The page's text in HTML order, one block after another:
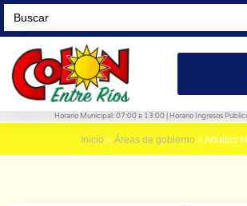
Search
for:
Horario Municipal: 07:00 a 13:00 | Horario Ingresos
Inicio » Áreas de gobierno »Adultos